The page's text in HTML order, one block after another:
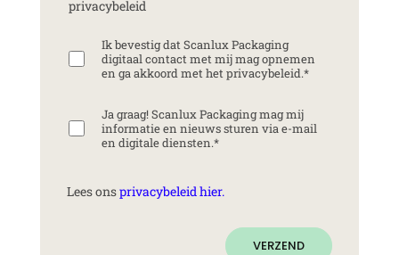
privacybeleid
Ik bevestig dat Scanlux Packaging
digitaal contact met mij mag opnemen
en ga akkoord met het privacybeleid.*
Ja graag! Scanlux Packaging mag mij
informatie en nieuws sturen via e-mail
en digitale diensten.*
Lees onsprivacybeleid hier.
VERZEND